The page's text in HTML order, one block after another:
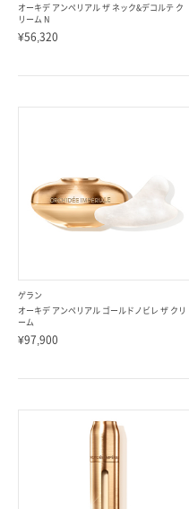
オーキデ アンペリアル ザ ネック&デコルテ ク
リーム N
¥56,320
ゲラン
オーキデ アンペリアル ゴールドノビレ ザ クリ
ーム
¥97,900